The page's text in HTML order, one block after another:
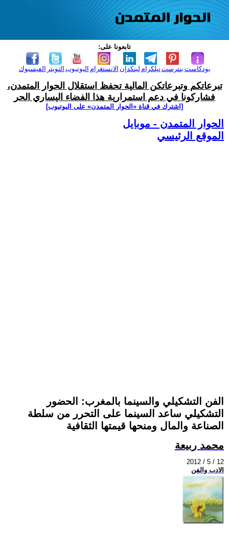
تابعونا على:
الفيسبوك التويتر اليوتيوب الانستغرام لينكدإن تيلكرامبنترست بودكاست
تبرعاتكم وتبرعاتكن المالية تحفظ استقلال الحوار المتمدن،
فشاركونا في دعم استمرارية هذا الفضاء اليساري الحر
[اشترك في قناة ‫«الحوار المتمدن» على اليوتيوب]
الحوار المتمدن - موبايل
الموقع الرئيسي
الفن التشكيلي والسينما بالمغرب: الحضور
التشكيلي ساعد السينما على التحرر من سلطة
الصناعة والمال ومنحها قيمتها الثقافية
محمد ربيعة
2012 / 5 / 12
الادب والفن